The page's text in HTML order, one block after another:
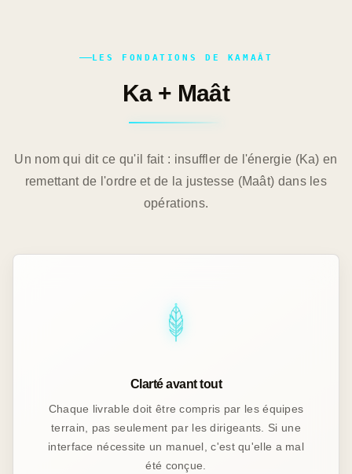
LES FONDATIONS DE KAMAÂT
Ka + Maât
Un nom qui dit ce qu'il fait : insuffler de l'énergie (Ka) en
remettant de l'ordre et de la justesse (Maât) dans les
opérations.
Clarté avant tout
Chaque livrable doit être compris par les équipes
terrain, pas seulement par les dirigeants. Si une
interface nécessite un manuel, c'est qu'elle a mal
été conçue.